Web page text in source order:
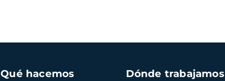
Qué hacemos Dónde trabajamos